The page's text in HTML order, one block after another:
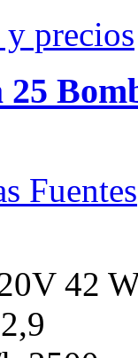
y precios
25
Fuentes
42